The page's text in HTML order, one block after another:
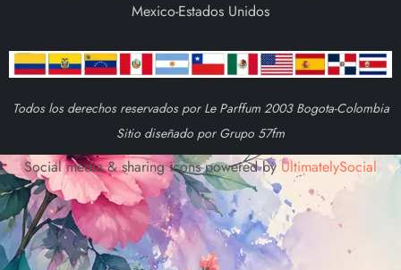
Mexico-Estados Unidos
Todos los derechos reservados por Le Parffum 2003 Bogota-Colombia
Sitio diseñado por Grupo 57fm
Social media & sharing icons powered byUltimatelySocial